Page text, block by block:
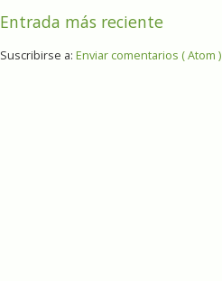
Entrada más reciente
Suscribirse a: Enviar comentarios ( Atom )